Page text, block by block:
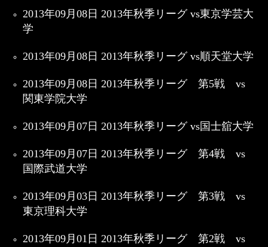
2013年09月08日 2013年秋季リーグ vs東京学芸大
学
2013年09月08日 2013年秋季リーグ vs順天堂大学
2013年09月08日 2013年秋季リーグ 第5戦 vs
関東学院大学
2013年09月07日 2013年秋季リーグ vs国士舘大学
2013年09月07日 2013年秋季リーグ 第4戦 vs
国際武道大学
2013年09月03日 2013年秋季リーグ 第3戦 vs
東京理科大学
2013年09月01日 2013年秋季リーグ 第2戦 vs